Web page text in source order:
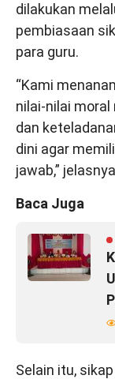
dilakukan
pembiasaan
para guru.
“Kami
nilai-nilai moral
dan
dini agar
jawab,”
Baca Juga
Selain itu,